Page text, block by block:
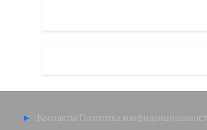
Контакты Политика конфиденциальности